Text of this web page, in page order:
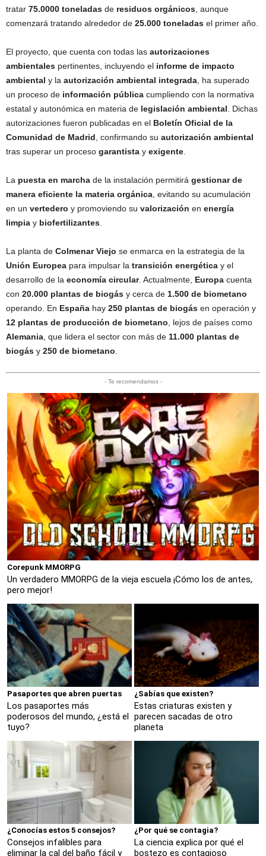
tratar 75.0000 toneladas de residuos orgánicos , aunque
comenzará tratando alrededor de 25.000 toneladas el primer año.
El proyecto, que cuenta con todas las autorizaciones
ambientales pertinentes, incluyendo el informe de impacto
ambiental y la autorización ambiental integrada , ha superado
un proceso de información pública cumpliendo con la normativa
estatal y autonómica en materia de legislación ambiental . Dichas
autorizaciones fueron publicadas en el Boletín Oficial de la
Comunidad de Madrid , confirmando su autorización ambiental
tras superar un proceso garantista y exigente
La puesta en marcha de la instalación permitirá gestionar de
manera eficiente la materia orgánica , evitando su acumulación
en un vertedero y promoviendo su valorización en energía
limpia y biofertilizantes
La planta de Colmenar Viejo se enmarca en la estrategia de la
Unión Europea para impulsar la transición energética y el
desarrollo de la economía circular. Actualmente, Europa cuenta
con 20.000 plantas de biogás y cerca de 1.500 de biometano
operando. En España hay 250 plantas de biogás en operación y
12 plantas de producción de biometano , lejos de países como
Alemania , que lidera el sector con más de 11.000 plantas de
biogás y 250 de biometano
- Te recomendamos -
Corepunk MMORPG
Un verdadero MMORPG de la vieja escuela ¡Cómo los de antes,
pero mejor!
Pasaportes que abren puertas
Los pasaportes más
poderosos del mundo, ¿está el
tuyo?
¿Sabías que existen?
Estas criaturas existen y
parecen sacadas de otro
planeta
¿Conocías estos 5 consejos?
Consejos infalibles para
eliminar la cal del baño fácil y
¿Por qué se contagia?
La ciencia explica por qué el
bostezo es contagioso